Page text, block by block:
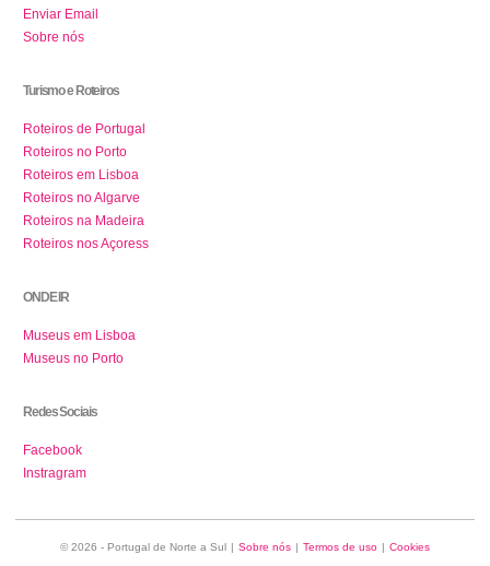
Enviar Email
Sobre nós
Turismo e Roteiros
Roteiros de Portugal
Roteiros no Porto
Roteiros em Lisboa
Roteiros no Algarve
Roteiros na Madeira
Roteiros nos Açoress
ONDE IR
Museus em Lisboa
Museus no Porto
Redes Sociais
Facebook
Instragram
© 2026 - Portugal de Norte a Sul | Sobre nós | Termos de uso | Cookies